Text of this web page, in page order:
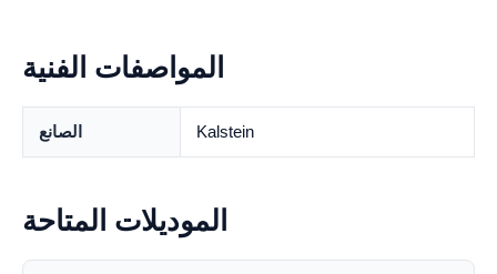
المواصفات الفنية
الصانع Kalstein
الموديلات المتاحة